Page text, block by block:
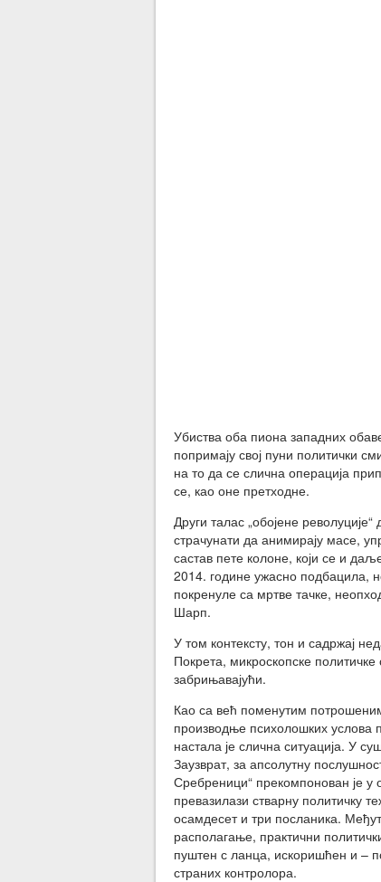
Убиства оба пиона западних
попримају свој пуни политички
на то да се слична операција
се, као оне претходне.
Други талас „обојене
страчунати да анимирају масе,
састав пете колоне, који се и
2014. године ужасно подбацила,
покренуле са мртве тачке,
Шарп.
У том контексту, тон и садржај
Покрета, микроскопске
забрињавајући.
Као са већ поменутим
производње психолошких услова
настала је слична ситуација. У
Заузврат, за апсолутну
Сребреници“ прекомпонован је у
превазилази стварну политичку
осамдесет и три посланика.
располагање, практични
пуштен с ланца, искоришћен и –
страних контролора.